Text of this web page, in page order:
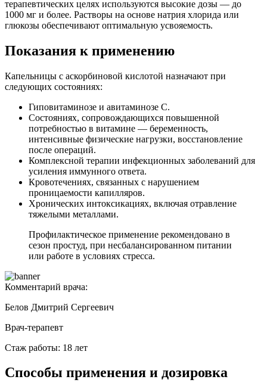
терапевтических целях используются высокие дозы — до
1000 мг и более. Растворы на основе натрия хлорида или
глюкозы обеспечивают оптимальную усвояемость.
Показания к применению
Капельницы с аскорбиновой кислотой назначают при
следующих состояниях:
Гиповитаминозе и авитаминозе С.
Состояниях, сопровождающихся повышенной
потребностью в витамине — беременность,
интенсивные физические нагрузки, восстановление
после операций.
Комплексной терапии инфекционных заболеваний для
усиления иммунного ответа.
Кровотечениях, связанных с нарушением
проницаемости капилляров.
Хронических интоксикациях, включая отравление
тяжелыми металлами.
Профилактическое применение рекомендовано в
сезон простуд, при несбалансированном питании
или работе в условиях стресса.
Комментарий врача:
Белов Дмитрий Сергеевич
Врач-терапевт
Стаж работы: 18 лет
Способы применения и дозировка